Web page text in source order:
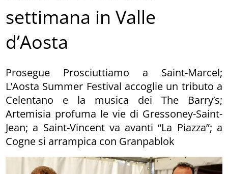
settimana in Valle
d’Aosta
Prosegue Prosciuttiamo a Saint-Marcel;
L’Aosta Summer Festival accoglie un tributo a
Celentano e la musica dei The Barry’s;
Artemisia profuma le vie di Gressoney-Saint-
Jean; a Saint-Vincent va avanti “La Piazza”; a
Cogne si arrampica con Granpablok